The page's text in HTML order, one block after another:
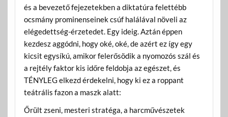
és a bevezető fejezetekben a diktatúra felettébb
ocsmány prominenseinek csúf halálával növeli az
elégedettség-érzetedet. Egy ideig. Aztán éppen
kezdesz aggódni, hogy oké, oké, de azért ez így egy
kicsit egysíkú, amikor felerősödik a nyomozós szál és
a rejtély faktor kis időre feldobja az egészet, és
TÉNYLEG elkezd érdekelni, hogy ki ez a roppant
teátrális fazon a maszk alatt:
Őrült zseni, mesteri stratéga, a harcművészetek